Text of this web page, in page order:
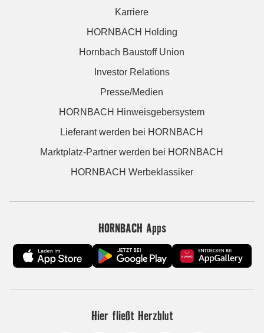
Karriere
HORNBACH Holding
Hornbach Baustoff Union
Investor Relations
Presse/Medien
HORNBACH Hinweisgebersystem
Lieferant werden bei HORNBACH
Marktplatz-Partner werden bei HORNBACH
HORNBACH Werbeklassiker
HORNBACH Apps
Hier fließt Herzblut